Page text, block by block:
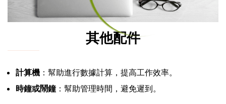
其他配件
計算機 ：幫助進行數據計算，提高工作效率。
時鐘或鬧鐘：幫助管理時間，避免遲到。